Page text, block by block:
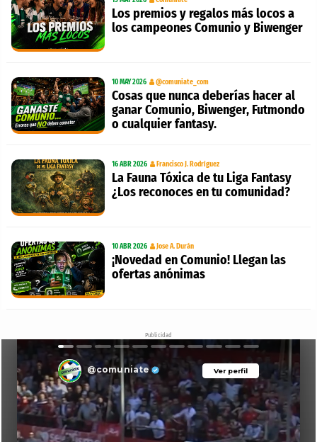
Los premios y regalos más locos a
los campeones Comunio y Biwenger
10 MAY 2026 @comuniate_com
Cosas que nunca deberías hacer al
ganar Comunio, Biwenger, Futmondo
o cualquier fantasy.
16 ABR 2026 Francisco J. Rodríguez
La Fauna Tóxica de tu Liga Fantasy
¿Los reconoces en tu comunidad?
10 ABR 2026 Jose A. Durán
¡Novedad en Comunio! Llegan las
ofertas anónimas
Publicidad
Ver perfil
@comuniate Ver perfil